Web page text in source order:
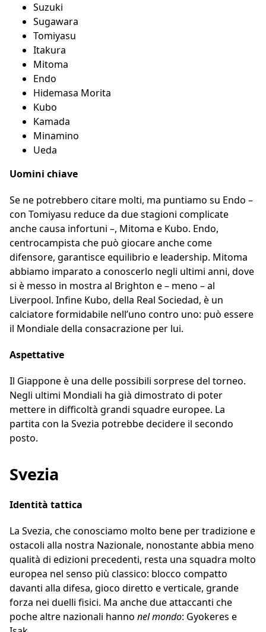
Suzuki
Sugawara
Tomiyasu
Itakura
Mitoma
Endo
Hidemasa Morita
Kubo
Kamada
Minamino
Ueda
Uomini chiave
Se ne potrebbero citare molti, ma puntiamo su Endo –
con Tomiyasu reduce da due stagioni complicate
anche causa infortuni –, Mitoma e Kubo. Endo,
centrocampista che può giocare anche come
difensore, garantisce equilibrio e leadership. Mitoma
abbiamo imparato a conoscerlo negli ultimi anni, dove
si è messo in mostra al Brighton e – meno – al
Liverpool. Infine Kubo, della Real Sociedad, è un
calciatore formidabile nell’uno contro uno: può essere
il Mondiale della consacrazione per lui.
Aspettative
Il Giappone è una delle possibili sorprese del torneo.
Negli ultimi Mondiali ha già dimostrato di poter
mettere in difficoltà grandi squadre europee. La
partita con la Svezia potrebbe decidere il secondo
posto.
Svezia
Identità tattica
La Svezia, che conosciamo molto bene per tradizione e
ostacoli alla nostra Nazionale, nonostante abbia meno
qualità di edizioni precedenti, resta una squadra molto
europea nel senso più classico: blocco compatto
davanti alla difesa, gioco diretto e verticale, grande
forza nei duelli fisici. Ma anche due attaccanti che
poche altre nazionali hanno nel mondo: Gyokeres e